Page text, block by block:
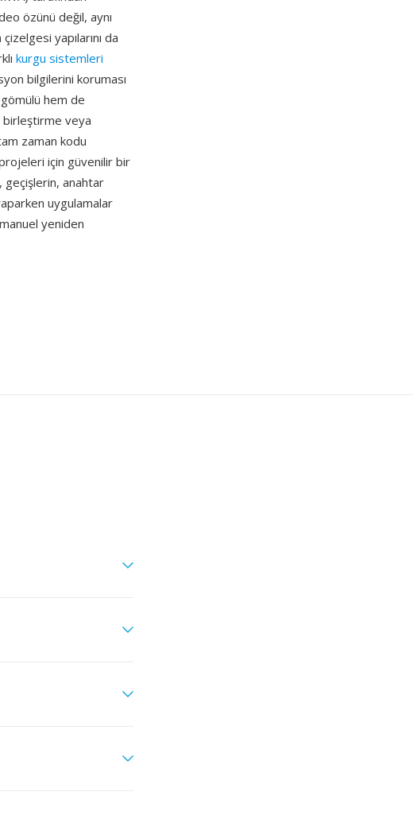
özünü değil, aynı
yapılarını da
kurgu sistemleri
bilgilerini koruması
hem de
veya
zaman kodu
için güvenilir bir
geçişlerin, anahtar
uygulamalar
yeniden